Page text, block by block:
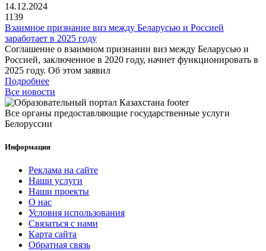
14.12.2024
1139
Взаимное признание виз между Беларусью и Россией
заработает в 2025 году
Соглашение о взаимном признании виз между Беларусью и
Россией, заключенное в 2020 году, начнет функционировать в
2025 году. Об этом заявил
Подробнее
Все новости
Все органы предоставляющие государственные услуги
Белоруссии
Информация
Реклама на сайте
Наши услуги
Наши проекты
О нас
Условия использования
Связаться с нами
Карта сайта
Обратная связь